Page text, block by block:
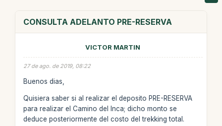
CONSULTA ADELANTO PRE-RESERVA
VICTOR MARTIN
27 de ago. de 2019, 08:22
Buenos dias,
Quisiera saber si al realizar el deposito PRE-RESERVA
para realizar el Camino del Inca; dicho monto se
deduce posteriormente del costo del trekking total.